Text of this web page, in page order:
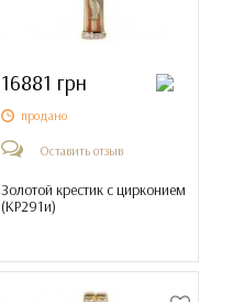
16881 грн
продано
Оставить отзыв
Золотой крестик с цирконием
(КР291и)